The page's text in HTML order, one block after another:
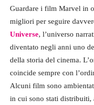
Guardare i film Marvel in
migliori per seguire
Universe, l’universo
diventato negli anni uno
della storia del cinema.
coincide sempre con
Alcuni film sono
in cui sono stati